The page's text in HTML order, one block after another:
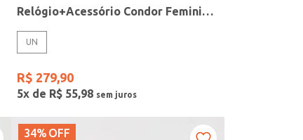
Relógio+Acessório Condor Feminino ROSE
UN
R$ 279,90
5x de R$ 55,98
34% OFF